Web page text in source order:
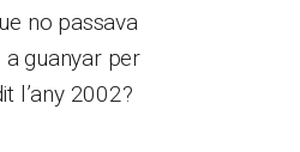
no passava
guanyar per
l’any 2002?